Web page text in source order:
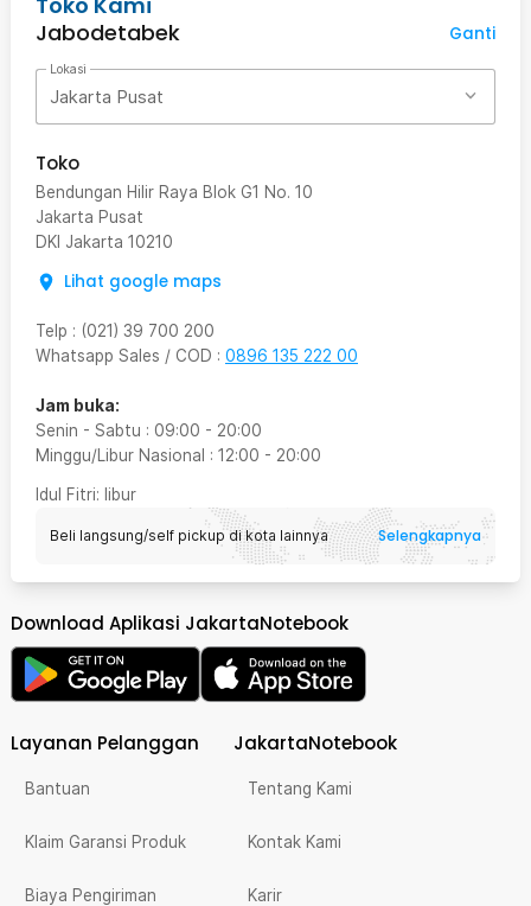
Jabodetabek
Ganti
Lokasi
Jakarta Pusat
Toko
Bendungan Hilir Raya Blok G1 No. 10
Jakarta Pusat
DKI Jakarta 10210
Lihat google maps
Telp : (021) 39 700 200
Whatsapp Sales / COD : 0896 135 222 00
Jam buka:
Senin - Sabtu : 09:00 - 20:00
Minggu/Libur Nasional : 12:00 - 20:00
Idul Fitri: libur
Beli langsung/self pickup di kota lainnya Selengkapnya
Download Aplikasi JakartaNotebook
Layanan Pelanggan
Bantuan
Klaim Garansi Produk
Biaya Pengiriman
JakartaNotebook
Tentang Kami
Kontak Kami
Karir